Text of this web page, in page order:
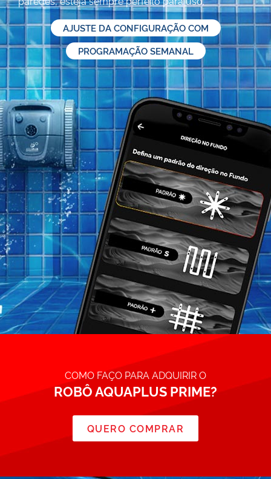
AJUSTE DA CONFIGURAÇÃO COM
PROGRAMAÇÃO SEMANAL
COMO FAÇO PARA ADQUIRIR O
ROBÔ AQUAPLUS PRIME?
QUERO COMPRAR